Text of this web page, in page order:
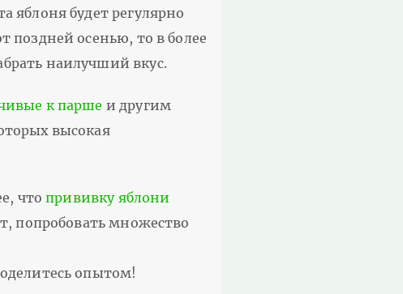
яблоня будет регулярно
поздней осенью, то в более
наилучший вкус.
к парше и другим
высокая
чтопрививку яблони
попробовать множество
опытом!